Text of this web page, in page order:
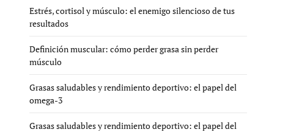
Estrés, cortisol y músculo: el enemigo silencioso de tus
resultados
Definición muscular: cómo perder grasa sin perder
músculo
Grasas saludables y rendimiento deportivo: el papel del
omega-3
Grasas saludables y rendimiento deportivo: el papel del